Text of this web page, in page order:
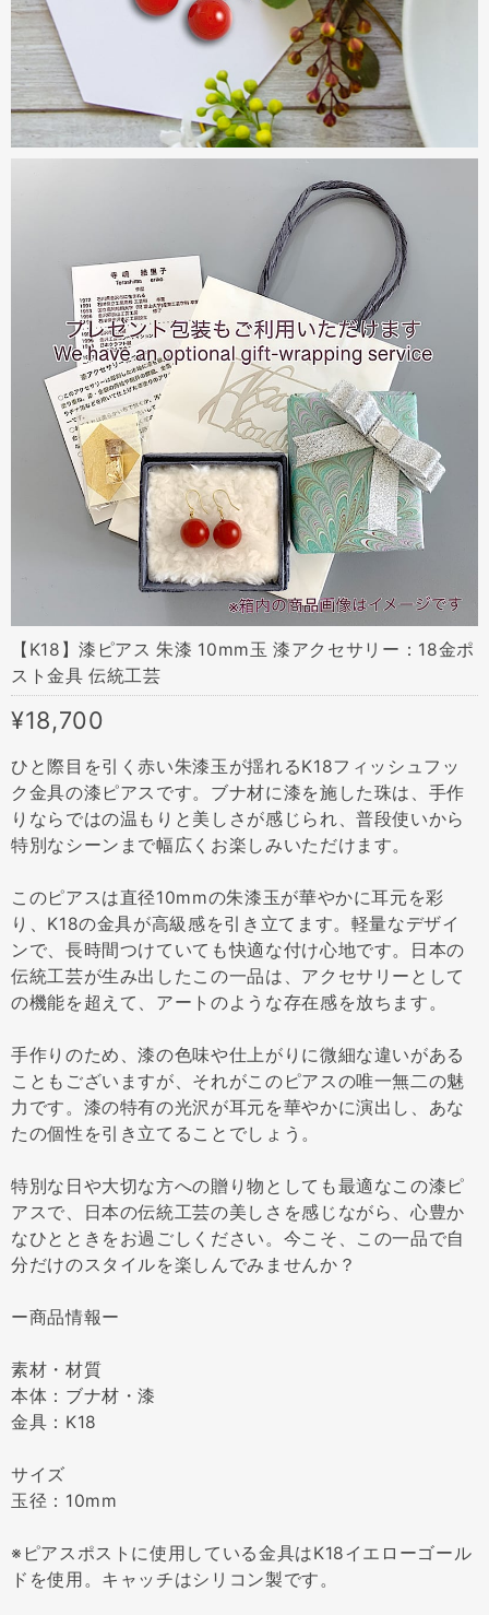
【K18】漆ピアス 朱漆 10mm玉 漆アクセサリー：18金ポ
スト金具 伝統工芸
¥18,700
ひと際目を引く赤い朱漆玉が揺れるK18フィッシュフッ
ク金具の漆ピアスです。ブナ材に漆を施した珠は、手作
りならではの温もりと美しさが感じられ、普段使いから
特別なシーンまで幅広くお楽しみいただけます。
このピアスは直径10mmの朱漆玉が華やかに耳元を彩
り、K18の金具が高級感を引き立てます。軽量なデザイ
ンで、長時間つけていても快適な付け心地です。日本の
伝統工芸が生み出したこの一品は、アクセサリーとして
の機能を超えて、アートのような存在感を放ちます。
手作りのため、漆の色味や仕上がりに微細な違いがある
こともございますが、それがこのピアスの唯一無二の魅
力です。漆の特有の光沢が耳元を華やかに演出し、あな
たの個性を引き立てることでしょう。
特別な日や大切な方への贈り物としても最適なこの漆ピ
アスで、日本の伝統工芸の美しさを感じながら、心豊か
なひとときをお過ごしください。今こそ、この一品で自
分だけのスタイルを楽しんでみませんか？
ー商品情報ー
素材・材質
本体：ブナ材・漆
金具：K18
サイズ
玉径：10mm
※ピアスポストに使用している金具はK18イエローゴール
ドを使用。キャッチはシリコン製です。